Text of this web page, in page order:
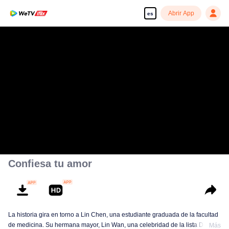
es Abrir App
Confiesa tu amor
La historia gira en torno a Lin Chen, una estudiante graduada de la facultad
de medicina. Su hermana mayor, Lin Wan, una celebridad de la lista D, cae
Más